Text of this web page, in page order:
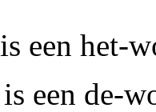
een het-
een de-